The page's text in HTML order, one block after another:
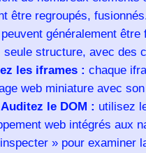
être regroupés,
généralement être
seule structure, avec des
les iframes : chaque
web miniature avec
Auditez le DOM : utilisez
web intégrés aux
inspecter » pour examiner